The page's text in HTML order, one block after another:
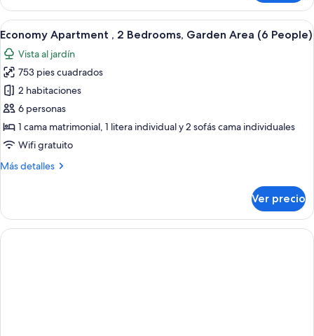
people)
superior,
habitaciones,
vista
al
mar
(6
people)
Abrir
todas
las
fotos
de
Economy
Apartment
Bedrooms,
(6
People)
Un dormitorio con cama, mesitas de
7
Economy Apartment , 2 Bedrooms, Garden Area (6 People)
Vista al jardín
753 pies cuadrados
2 habitaciones
6 personas
1 cama matrimonial, 1 litera individual y 2 sofás cama individuales
Wifi gratuito
Más detalles
Más
Apartment
2
Ver precio